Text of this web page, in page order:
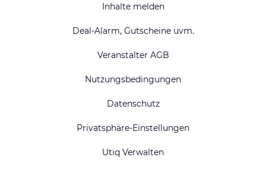
Inhalte melden
Deal-Alarm, Gutscheine uvm.
Veranstalter AGB
Nutzungsbedingungen
Datenschutz
Privatsphäre-Einstellungen
Utiq Verwalten